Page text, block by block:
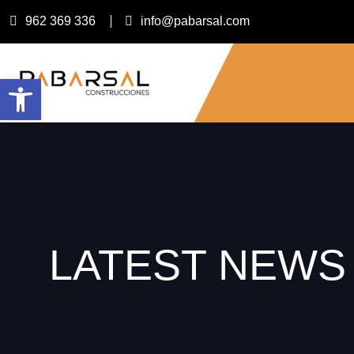
Abrir barra de herramientas
962 369 336 info@pabarsal.com
LATEST NEWS